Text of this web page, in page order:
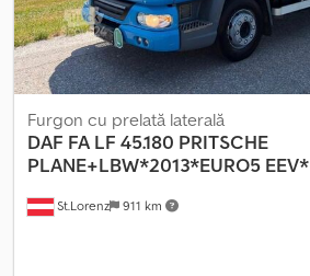
St.Lorenz 911 km
Furgon cu prelată laterală
DAF FA LF 45.180 PRITSCHE
PLANE+LBW*2013*EURO5 EEV*